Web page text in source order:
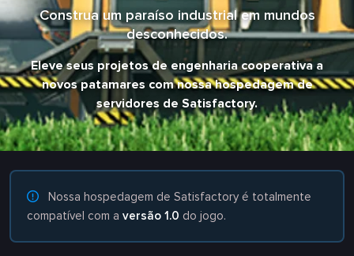
Construa um paraíso industrial em mundos
desconhecidos.
Eleve seus projetos de engenharia cooperativa a
novos patamares com nossa hospedagem de
servidores de Satisfactory.
Nossa hospedagem de Satisfactory é totalmente
compatível com a versão 1.0 do jogo.